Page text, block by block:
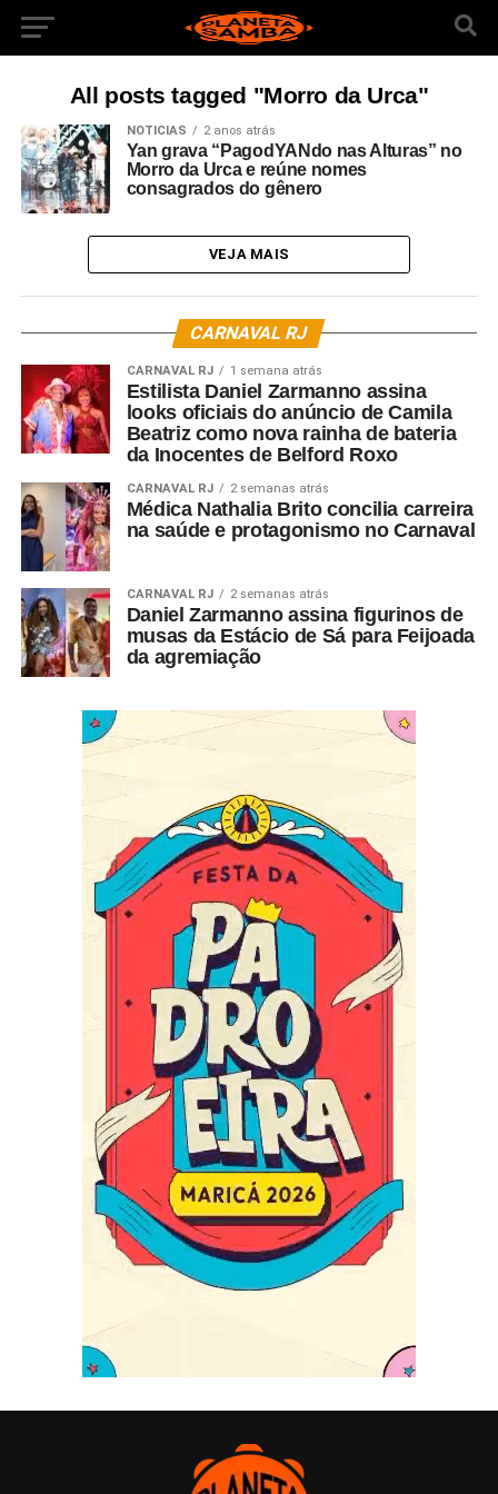
All posts tagged "Morro da Urca"
NOTICIAS 2 anos atrás
Yan grava “PagodYANdo nas Alturas” no
Morro da Urca e reúne nomes
consagrados do gênero
VEJA MAIS
CARNAVAL RJ
CARNAVAL RJ 1 semana atrás
Estilista Daniel Zarmanno assina
looks oficiais do anúncio de Camila
Beatriz como nova rainha de bateria
da Inocentes de Belford Roxo
CARNAVAL RJ 2 semanas atrás
Médica Nathalia Brito concilia carreira
na saúde e protagonismo no Carnaval
CARNAVAL RJ 2 semanas atrás
Daniel Zarmanno assina figurinos de
musas da Estácio de Sá para Feijoada
da agremiação